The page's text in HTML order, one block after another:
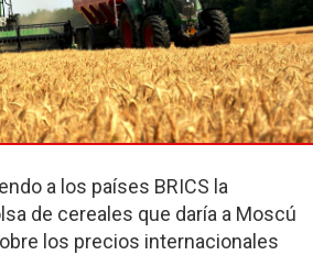
a los países BRICS la
de cereales que daría a Moscú
los precios internacionales